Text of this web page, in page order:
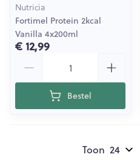
Nutricia
Fortimel Protein 2kcal
Vanilla 4x200ml
€ 12,99
Bestel
Toon